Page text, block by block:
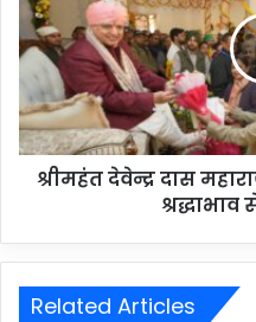
श्रीमहंत देवेन्द्र दास
Related Articles